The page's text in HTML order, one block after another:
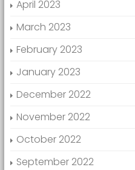
April 2023
March 2023
February 2023
January 2023
December 2022
November 2022
October 2022
September 2022